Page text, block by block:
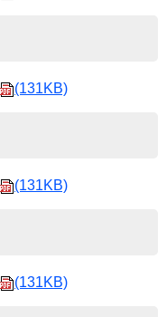
(131KB)
(131KB)
(131KB)